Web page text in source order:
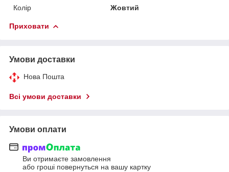
Колір
Жовтий
Приховати
Умови доставки
Нова Пошта
Всі умови доставки
Умови оплати
Ви отримаєте замовлення
або гроші повернуться на вашу картку